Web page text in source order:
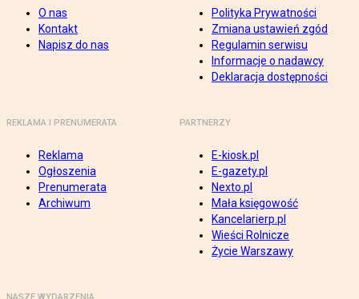
O nas
Kontakt
Napisz do nas
Polityka Prywatności
Zmiana ustawień zgód
Regulamin serwisu
Informacje o nadawcy
Deklaracja dostępności
REKLAMA I PRENUMERATA
Reklama
Ogłoszenia
Prenumerata
Archiwum
PARTNERZY
E-kiosk.pl
E-gazety.pl
Nexto.pl
Mała księgowość
Kancelarierp.pl
Wieści Rolnicze
Życie Warszawy